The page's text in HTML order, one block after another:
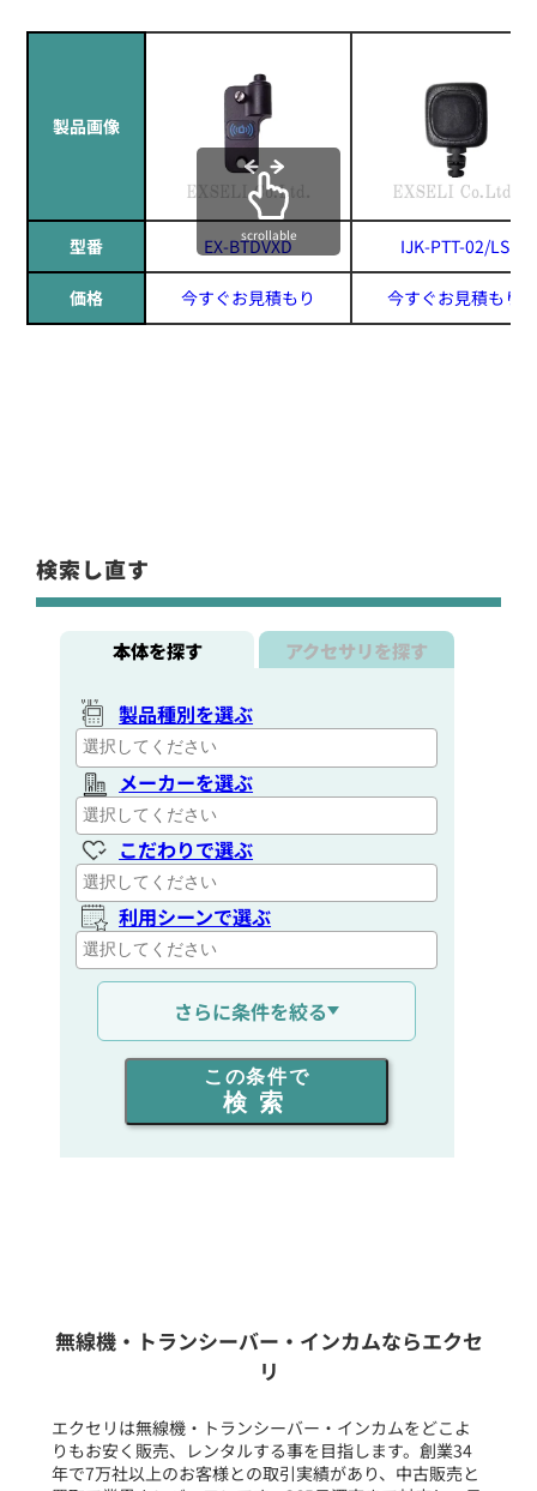
製品画像
型番 EX-BTDVXD IJK-PTT-02/LS
価格 今すぐお見積もり 今すぐお見積もり
scrollable
検索し直す
本体を探す アクセサリを探す
製品種別を選ぶ
メーカーを選ぶ
こだわりで選ぶ
利用シーンで選ぶ
通信距離を選ぶ
出力を選ぶ
同時通話人数を選ぶ
フリーワード入力(製品名等)
選択条件をリセット
さらに条件を絞る
この条件で
検索
無線機・トランシーバー・インカムならエクセ
リ
エクセリは無線機・トランシーバー・インカムをどこよ
りもお安く販売、レンタルする事を目指します。創業34
年で7万社以上のお客様との取引実績があり、中古販売と